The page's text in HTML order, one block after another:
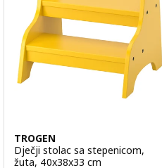
TROGEN
Dječji stolac sa stepenicom,
žuta, 40x38x33 cm